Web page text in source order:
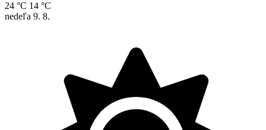
24 °C 14 °C
nedeľa 9. 8.